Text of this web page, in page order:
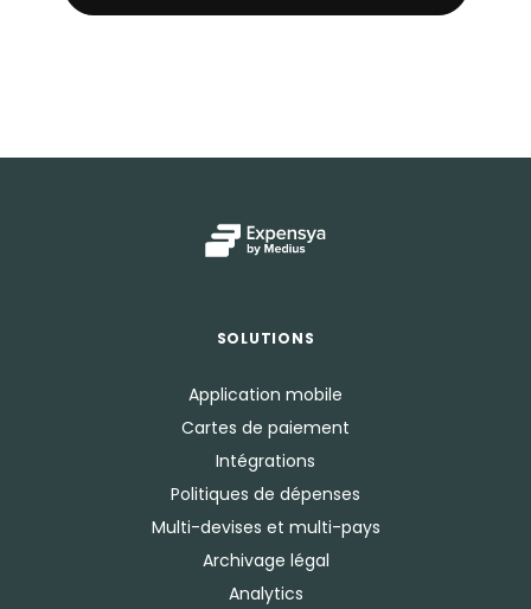
SOLUTIONS
Application mobile
Cartes de paiement
Intégrations
Politiques de dépenses
Multi-devises et multi-pays
Archivage légal
Analytics